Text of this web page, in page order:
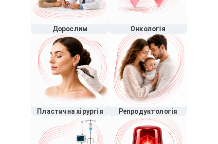
Дорослим Онкологія
Пластична хірургія Репродуктологія